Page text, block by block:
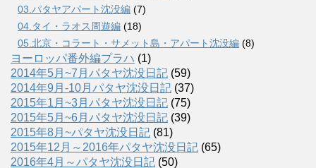
03.パタヤアパート沈没編 (7)
04.タイ・ラオス周遊編 (18)
05.北京・コラート・サメット島・アパート沈没編 (8)
ヨーロッパ番外編プラハ (1)
2014年5月~7月パタヤ沈没日記 (59)
2014年9月-10月パタヤ沈没日記 (37)
2015年1月~3月パタヤ沈没日記 (75)
2015年5月~6月パタヤ沈没日記 (39)
2015年8月~パタヤ沈没日記 (81)
2015年12月～2016年パタヤ沈没日記 (65)
2016年4月～パタヤ沈没日記 (50)